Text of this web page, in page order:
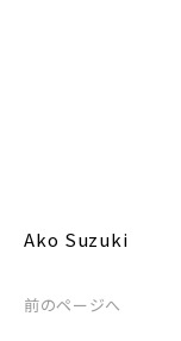
Ako Suzuki
前のページへ